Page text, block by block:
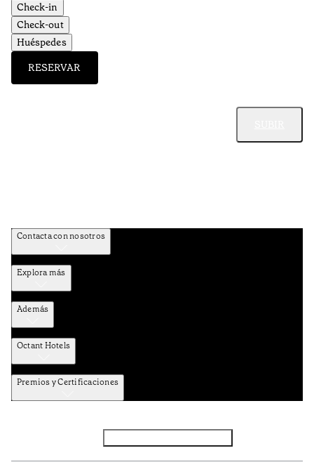
Check-in
Check-out
Huéspedes
RESERVAR
Contacta con nosotros
Explora más
Además
Octant Hotels
Premios y Certificaciones